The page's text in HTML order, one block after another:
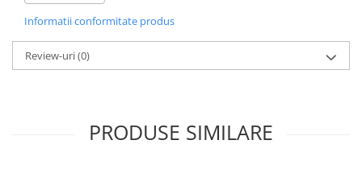
GARANTIE
intr-un service GSM.
Click aici pentru mai multe informatii
Informatii conformitate produs
Review-uri(0)
PRODUSE SIMILARE